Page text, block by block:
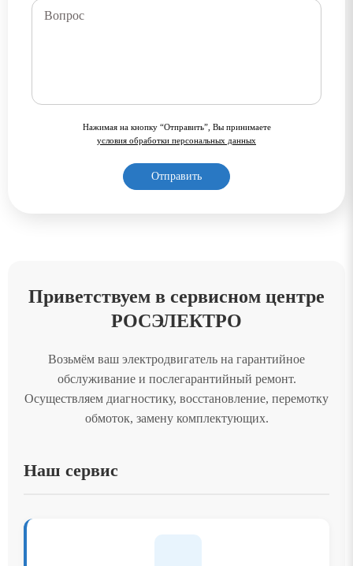
Нажимая на кнопку “Отправить”, Вы принимаете
условия обработки персональных данных
Приветствуем в сервисном центре
РОСЭЛЕКТРО
Возьмём ваш электродвигатель на гарантийное
обслуживание и послегарантийный ремонт.
Осуществляем диагностику, восстановление, перемотку
обмоток, замену комплектующих.
Наш сервис